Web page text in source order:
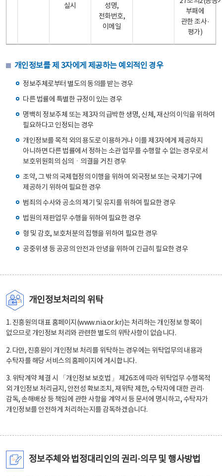
실시
성명,
전화번호,
이메일
부패에
관한 조사·
평가)
개인정보를 제 3자에게 제공하는 예외적인 경우
정보주체로부터 별도의 동의를 받는 경우
다른 법률에 특별한 규정이 있는 경우
명백히 정보주체 또는 제3자의 급박한 생명, 신체, 재산의 이익을 위하여
필요하다고 인정되는 경우
개인정보를 목적 외의 용도로 이용하거나 이를 제3자에게 제공하지
아니하면 다른 법률에서 정하는 소관 업무를 수행할 수 없는 경우로서
보호위원회의 심의ㆍ의결을 거친 경우
조약, 그 밖의 국제협정의 이행을 위하여 외국정보 또는 국제기구에
제공하기 위하여 필요한 경우
범죄의 수사와 공소의 제기 및 유지를 위하여 필요한 경우
법원의 재판업무 수행을 위하여 필요한 경우
형 및 감호, 보호처분의 집행을 위하여 필요한 경우
공중위생 등 공공의 안전과 안녕을 위하여 긴급히 필요한 경우
개인정보처리의 위탁
1. 진흥원의 대표 홈페이지(www.nia.or.kr)는 처리하는 개인정보 항목이
없으므로 개인정보 처리와 관련한 별도의 위탁사항이 없습니다.
2. 다만, 진흥원이 개인정보 처리를 위탁하는 경우에는 위탁업무의 내용과
수탁자를 해당 서비스의 홈페이지에 게시합니다.
3. 위탁계약 체결 시 「개인정보 보호법」 제26조에 따라 위탁업무 수행목적
외 개인정보 처리금지, 안전성 확보조치, 재위탁 제한, 수탁자에 대한 관리·
감독, 손해배상 등 책임에 관한 사항을 계약서 등 문서에 명시하고, 수탁자가
개인정보를 안전하게 처리하는지를 감독하겠습니다.
정보주체와 법정대리인의 권리·의무 및 행사방법